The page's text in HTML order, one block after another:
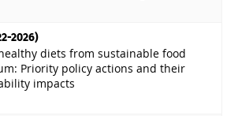
2026)
diets from sustainable food
Priority policy actions and their
impacts